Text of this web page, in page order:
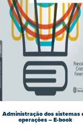
Administração dos sistemas
operações – E-book